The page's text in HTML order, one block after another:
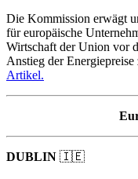
Die Kommission erwägt
für europäische
Wirtschaft der Union vor
Anstieg der Energiepreise
Artikel.
DUBLIN 🇮🇪